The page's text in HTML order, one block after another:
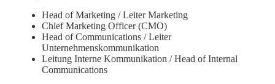
Head of Marketing / Leiter Marketing
Chief Marketing Officer (CMO)
Head of Communications / Leiter
Unternehmenskommunikation
Leitung Interne Kommunikation / Head of Internal
Communications